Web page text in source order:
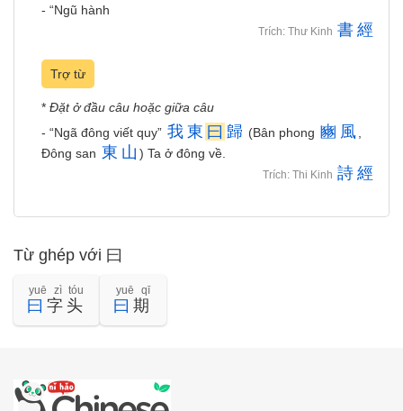
- “Ngũ hành
Trích: Thư Kinh 書 經
Trợ từ
* Đặt ở đầu câu hoặc giữa câu
- “Ngã đông viết quy” 我 東 曰 歸 (Bân phong 豳 風
Đông san 東 山 ) Ta ở đông về.
Trích: Thi Kinh 詩 經
Từ ghép với 曰
曰 字头
yuē zì tóu
曰 期
yuē qī